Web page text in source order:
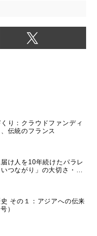
り：クラウドファンディ
伝統のフランス
け人を10年続けたパラレ
つながり」の大切さ・高
年4月21日号）
その１：アジアへの伝来
）